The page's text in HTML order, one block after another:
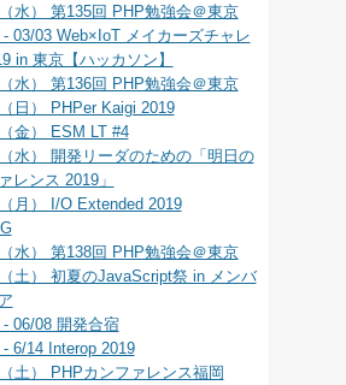
水） 第135回 PHP勉強会＠東京
- 03/03 Web×IoT メイカーズチャレ
in 東京【ハッカソン】
水） 第136回 PHP勉強会＠東京
日） PHPer Kaigi 2019
金） ESM LT #4
水） 開発リーダのための「明日の
レンス 2019」
月） I/O Extended 2019
水） 第138回 PHP勉強会＠東京
土） 初夏のJavaScript祭 in メンバ
- 06/08 開発合宿
6/14 Interop 2019
土） PHPカンファレンス福岡